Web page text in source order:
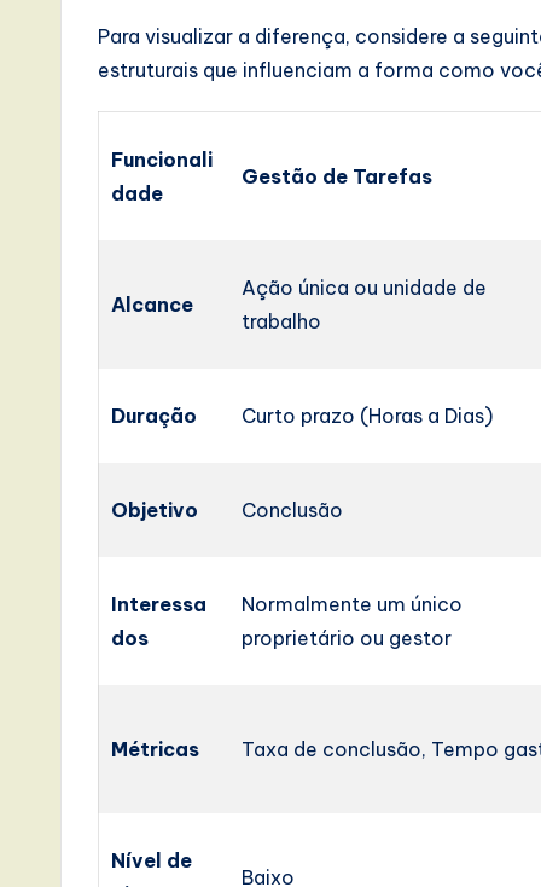
Para visualizar a diferença, considere a
estruturais que influenciam a forma como
Funcionali
dade
Gestão de Tarefas
Alcance
Ação única ou unidade de
trabalho
Duração Curto prazo (Horas a Dias)
Objetivo Conclusão
Interessa
dos
Normalmente um único
proprietário ou gestor
Métricas Taxa de conclusão, Tempo
Nível de
Baixo